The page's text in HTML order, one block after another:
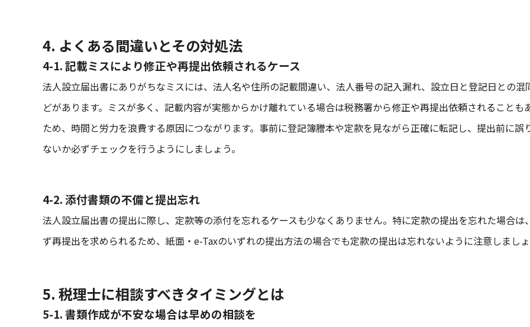
4. よくある間違いとその対処法
4-1. 記載ミスにより修正や再提出依頼されるケース
法人設立届出書にありがちなミスには、法人名や住所の記載間違い、法人番号の記入漏れ、設立日と登記日との混
どがあります。ミスが多く、記載内容が実態からかけ離れている場合は税務署から修正や再提出依頼されることも
ため、時間と労力を浪費する原因につながります。事前に登記簿謄本や定款を見ながら正確に転記し、提出前に誤
ないか必ずチェックを行うようにしましょう。
4-2. 添付書類の不備と提出忘れ
法人設立届出書の提出に際し、定款等の添付を忘れるケースも少なくありません。特に定款の提出を忘れた場合は
ず再提出を求められるため、紙面・e-Taxのいずれの提出方法の場合でも定款の提出は忘れないように注意しましょ
5. 税理士に相談すべきタイミングとは
5-1. 書類作成が不安な場合は早めの相談を